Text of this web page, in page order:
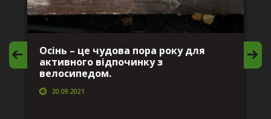
Осінь – це чудова пора року для
активного відпочинку з
велосипедом.
20.09.2021